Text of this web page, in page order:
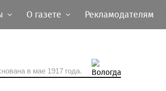
О газете Рекламодателям
в мае 1917 года.